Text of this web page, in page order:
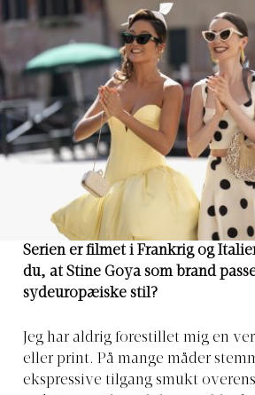
Serien er filmet i Frankrig og
du, at Stine Goya som brand
sydeuropæiske stil?
Jeg har aldrig forestillet mig en
eller print. På mange måder
ekspressive tilgang smukt